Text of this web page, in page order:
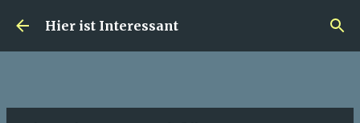
Direkt zum Hauptbereich
Hier ist Interessant